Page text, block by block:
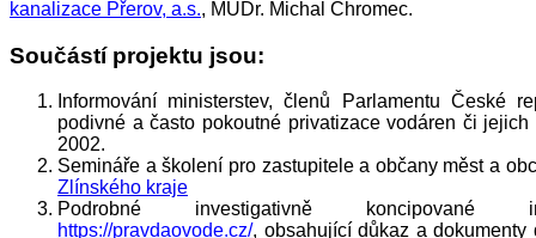
kanalizace Přerov, a.s., MUDr. Michal Chromec.
Součástí projektu jsou:
Informování ministerstev, členů Parlamentu České
podivné a často pokoutné privatizace vodáren či
2002.
Semináře a školení pro zastupitele a občany měst a
Zlínského kraje
Podrobné investigativně koncipované
https://pravdaovode.cz/, obsahující důkaz a